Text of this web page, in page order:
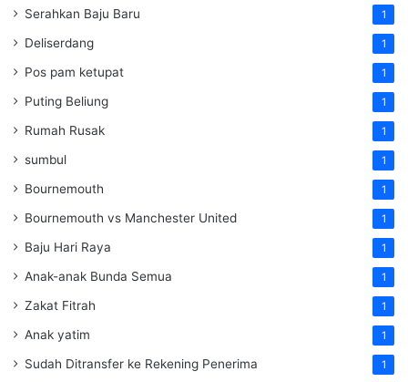
Serahkan Baju Baru 1
Deliserdang 1
Pos pam ketupat 1
Puting Beliung 1
Rumah Rusak 1
sumbul 1
Bournemouth 1
Bournemouth vs Manchester United 1
Baju Hari Raya 1
Anak-anak Bunda Semua 1
Zakat Fitrah 1
Anak yatim 1
Sudah Ditransfer ke Rekening Penerima 1